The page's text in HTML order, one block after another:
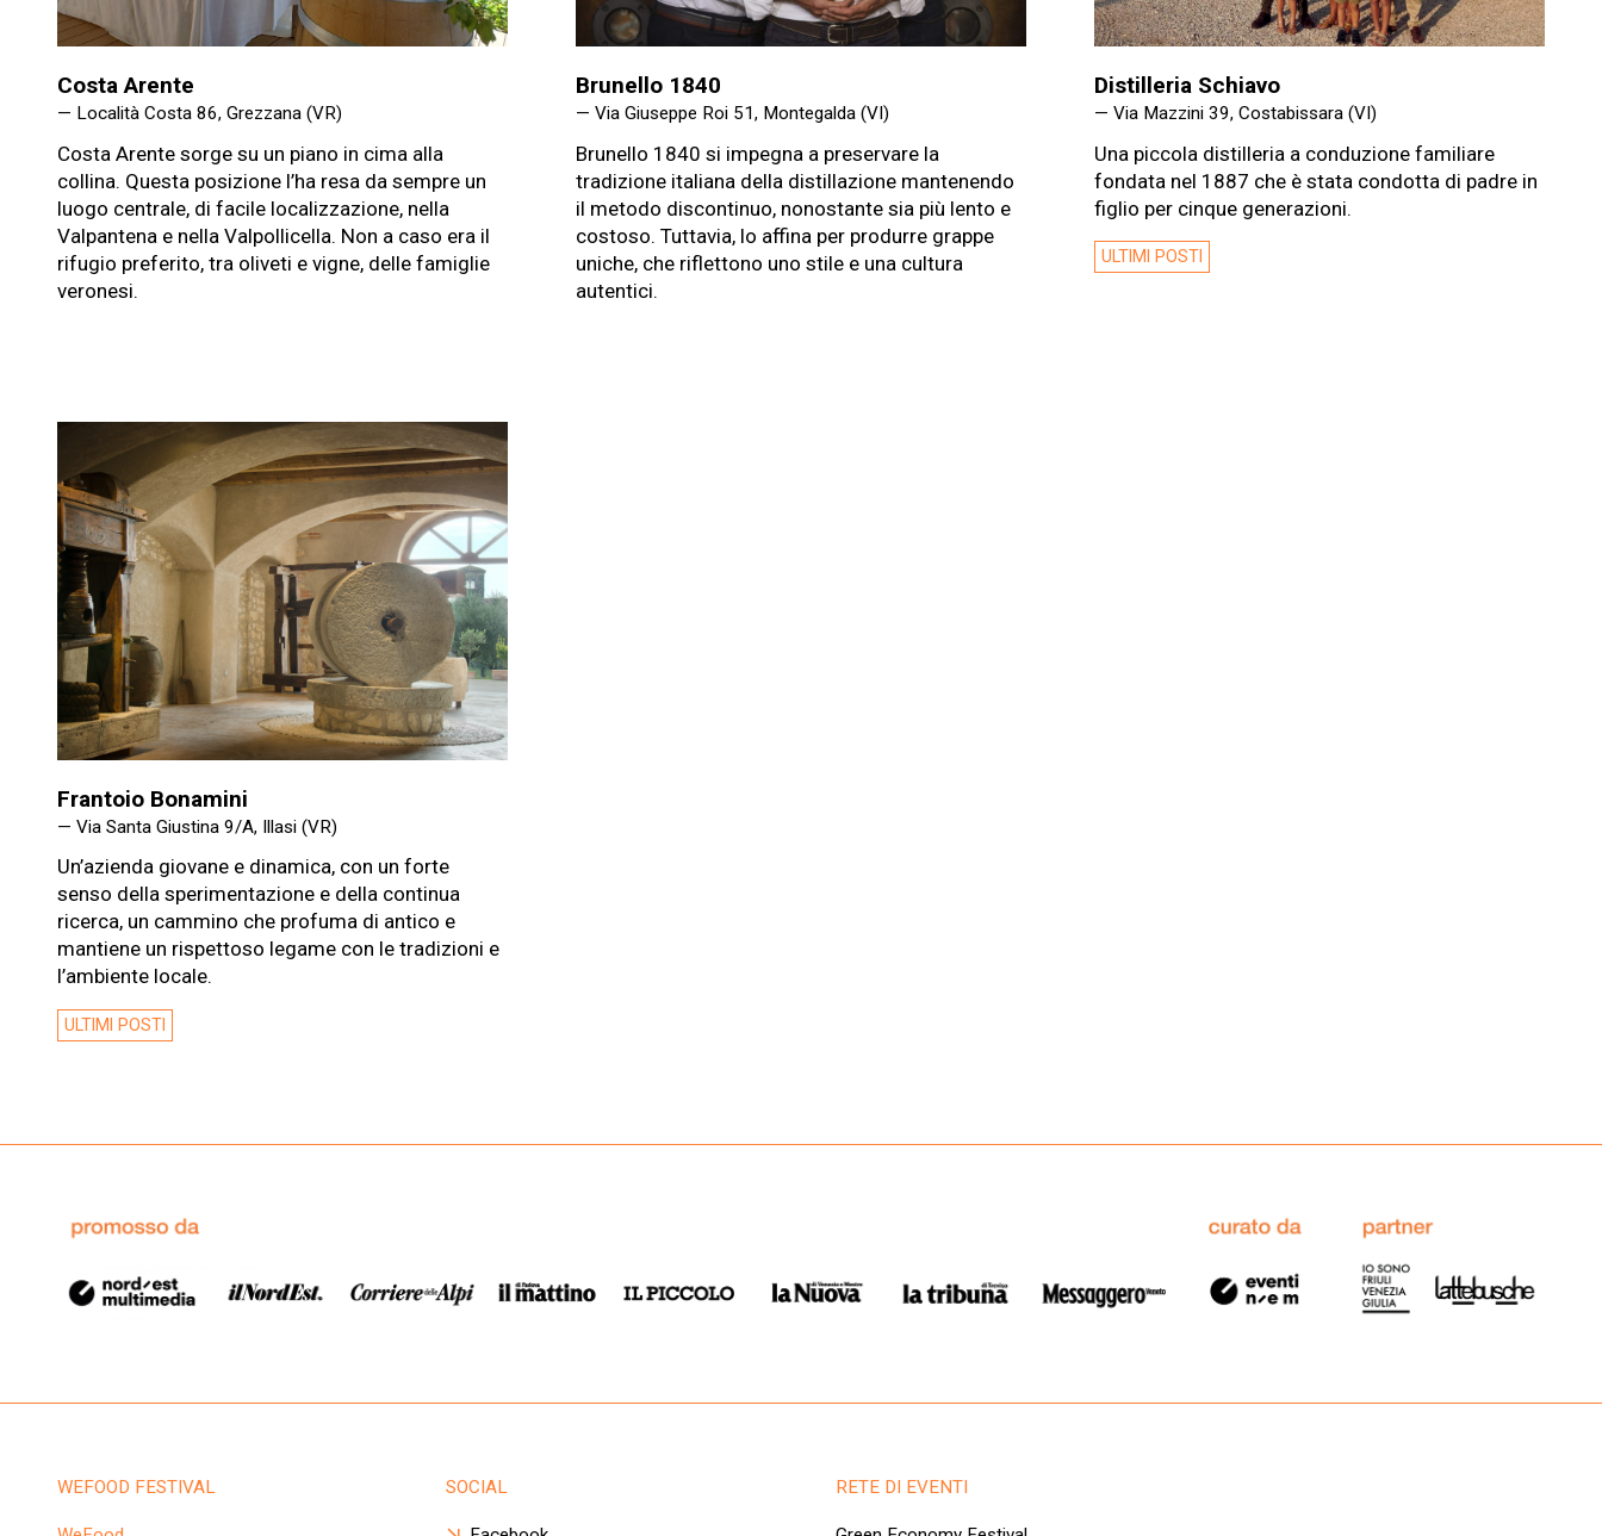
Costa Arente
— Località Costa 86, Grezzana (VR)
Costa Arente sorge su un piano in cima alla
collina. Questa posizione l’ha resa da sempre un
luogo centrale, di facile localizzazione, nella
Valpantena e nella Valpollicella. Non a caso era il
rifugio preferito, tra oliveti e vigne, delle famiglie
veronesi.
Brunello 1840
— Via Giuseppe Roi 51, Montegalda (VI)
Brunello 1840 si impegna a preservare la
tradizione italiana della distillazione mantenendo
il metodo discontinuo, nonostante sia più lento e
costoso. Tuttavia, lo affina per produrre grappe
uniche, che riflettono uno stile e una cultura
autentici.
Distilleria Schiavo
— Via Mazzini 39, Costabissara (VI)
Una piccola distilleria a conduzione familiare
fondata nel 1887 che è stata condotta di padre in
figlio per cinque generazioni.
ULTIMI POSTI
Frantoio Bonamini
— Via Santa Giustina 9/A, Illasi (VR)
Un’azienda giovane e dinamica, con un forte
senso della sperimentazione e della continua
ricerca, un cammino che profuma di antico e
mantiene un rispettoso legame con le tradizioni e
l’ambiente locale.
ULTIMI POSTI
WEFOOD FESTIVAL SOCIAL RETE DI EVENTI